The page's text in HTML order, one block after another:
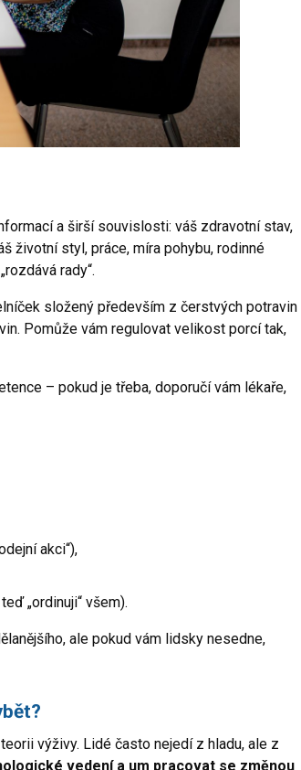
a širší souvislosti: váš zdravotní stav,
životní styl, práce, míra pohybu, rodinné
rady“.
složený především z čerstvých potravin
Pomůže vám regulovat velikost porcí tak,
– pokud je třeba, doporučí vám lékaře,
akci“),
„ordinuji“ všem).
ale pokud vám lidsky nesedne,
výživy. Lidé často nejedí z hladu, ale z
vedení a um pracovat se změnou